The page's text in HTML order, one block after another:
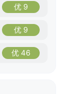
优 9
优 9
优 46